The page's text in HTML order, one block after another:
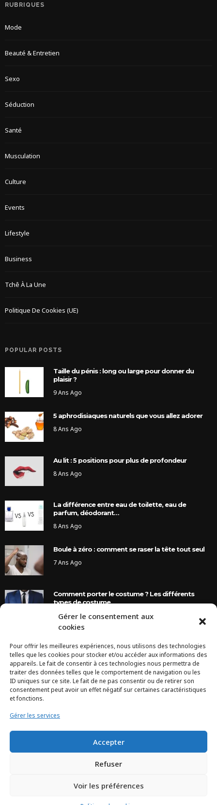
Gérer le consentement aux
cookies
Pour offrir les meilleures expériences, nous utilisons des technologies
telles que les cookies pour stocker et/ou accéder aux informations des
appareils. Le fait de consentir à ces technologies nous permettra de
traiter des données telles que le comportement de navigation ou les
ID uniques sur ce site. Le fait de ne pas consentir ou de retirer son
consentement peut avoir un effet négatif sur certaines caractéristiques
et fonctions.
Gérer les services
Accepter
Refuser
Voir les préférences
RUBRIQUES
Mode
Beauté & Entretien
Sexo
Séduction
Santé
Musculation
Culture
Events
Lifestyle
Business
Tchê À La Une
Politique De Cookies (UE)
POPULAR POSTS
Taille du pénis : long ou large pour donner du
plaisir ?
9 Ans Ago
5 aphrodisiaques naturels que vous allez adorer
8 Ans Ago
Au lit : 5 positions pour plus de profondeur
8 Ans Ago
La différence entre eau de toilette, eau de
parfum, déodorant…
8 Ans Ago
Boule à zéro : comment se raser la tête tout seul
7 Ans Ago
Comment porter le costume ? Les différents
types de costume
8 Ans Ago
INSTAGRAM
Configuration error or no pictures...